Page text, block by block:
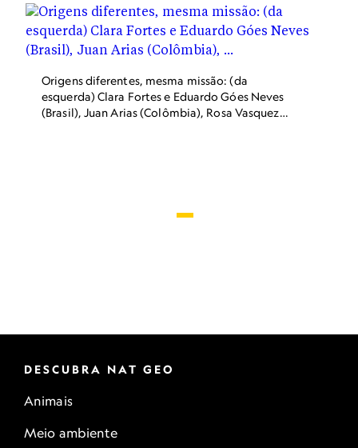
Origens diferentes, mesma missão: (da
esquerda) Clara Fortes e Eduardo Góes Neves
(Brasil), Juan Arias (Colômbia), Rosa Vasquez
DESCUBRA NAT GEO
Animais
Meio ambiente